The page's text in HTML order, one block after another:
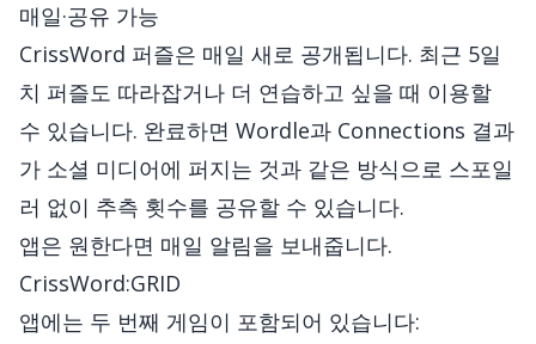
매일·공유 가능
CrissWord 퍼즐은 매일 새로 공개됩니다. 최근 5일
치 퍼즐도 따라잡거나 더 연습하고 싶을 때 이용할
수 있습니다. 완료하면 Wordle과 Connections 결과
가 소셜 미디어에 퍼지는 것과 같은 방식으로 스포일
러 없이 추측 횟수를 공유할 수 있습니다.
앱은 원한다면 매일 알림을 보내줍니다.
CrissWord:GRID
앱에는 두 번째 게임이 포함되어 있습니다: